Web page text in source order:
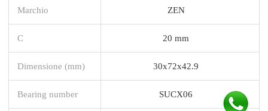
Marchio ZEN
C 20 mm
Dimensione (mm) 30x72x42.9
Bearing number SUCX06